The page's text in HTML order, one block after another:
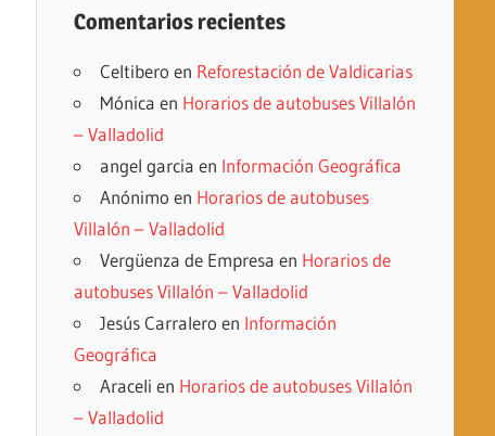
Comentarios recientes
Celtibero en Reforestación de Valdicarias
Mónica en Horarios de autobuses Villalón
– Valladolid
angel garcia en Información Geográfica
Anónimo en Horarios de autobuses
Villalón – Valladolid
Vergüenza de Empresa en Horarios de
autobuses Villalón – Valladolid
Jesús Carralero en Información
Geográfica
Araceli en Horarios de autobuses Villalón
– Valladolid